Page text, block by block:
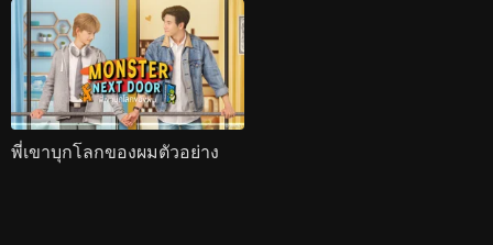
พี่เขาบุกโลกของผมตัวอย่าง